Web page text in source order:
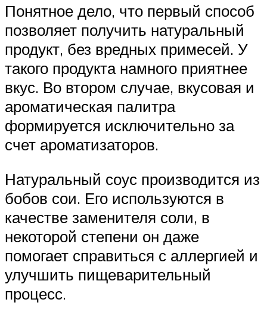
Понятное дело, что первый способ
позволяет получить натуральный
продукт, без вредных примесей. У
такого продукта намного приятнее
вкус. Во втором случае, вкусовая и
ароматическая палитра
формируется исключительно за
счет ароматизаторов.
Натуральный соус производится из
бобов сои. Его используются в
качестве заменителя соли, в
некоторой степени он даже
помогает справиться с аллергией и
улучшить пищеварительный
процесс.